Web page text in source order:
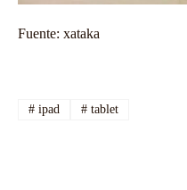
Fuente: xataka
#ipad #tablet